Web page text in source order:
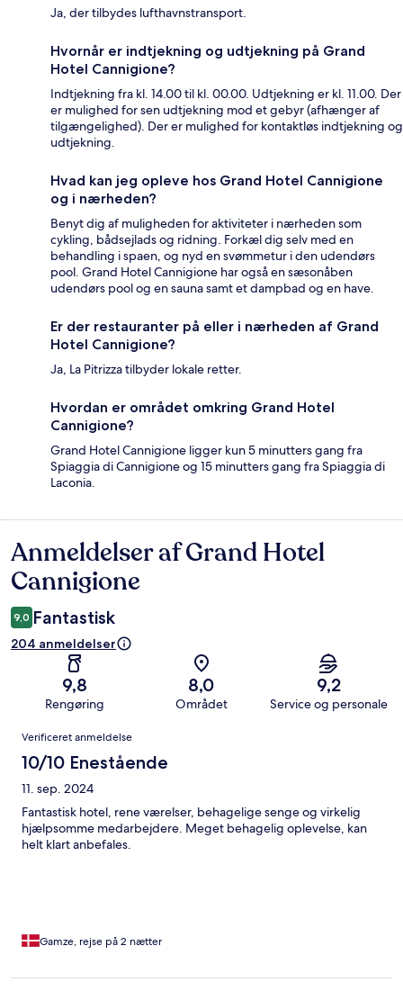
Ja, der tilbydes lufthavnstransport.
Hvornår er indtjekning og udtjekning på Grand
Hotel Cannigione?
Indtjekning fra kl. 14.00 til kl. 00.00. Udtjekning er kl. 11.00. Der
er mulighed for sen udtjekning mod et gebyr (afhænger af
tilgængelighed). Der er mulighed for kontaktløs indtjekning og
udtjekning.
Hvad kan jeg opleve hos Grand Hotel Cannigione
og i nærheden?
Benyt dig af muligheden for aktiviteter i nærheden som
cykling, bådsejlads og ridning. Forkæl dig selv med en
behandling i spaen, og nyd en svømmetur i den udendørs
pool. Grand Hotel Cannigione har også en sæsonåben
udendørs pool og en sauna samt et dampbad og en have.
Er der restauranter på eller i nærheden af Grand
Hotel Cannigione?
Ja, La Pitrizza tilbyder lokale retter.
Hvordan er området omkring Grand Hotel
Cannigione?
Grand Hotel Cannigione ligger kun 5 minutters gang fra
Spiaggia di Cannigione og 15 minutters gang fra Spiaggia di
Laconia.
Anmeldelser
Anmeldelser af Grand Hotel
Cannigione
9,0 Fantastisk
204 anmeldelser
9,8
Rengøring
8,0
Området
9,2
Service og personale
Anmeldelser
Verificeret anmeldelse
10/10 Enestående
11. sep. 2024
Fantastisk hotel, rene værelser, behagelige senge og virkelig
hjælpsomme medarbejdere. Meget behagelig oplevelse, kan
helt klart anbefales.
Gamze, rejse på 2 nætter